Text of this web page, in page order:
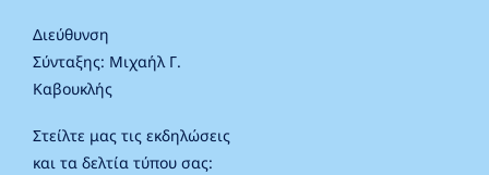
Διεύθυνση
Σύνταξης: Μιχαήλ Γ.
Καβουκλής
Στείλτε μας τις εκδηλώσεις
και τα δελτία τύπου σας: